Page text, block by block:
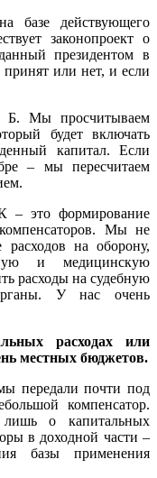
базе действующего
законопроект о
президентом в
или нет, и если
Мы просчитываем
будет включать
капитал. Если
– мы пересчитаем
– это формирование
Мы не
расходов на оборону,
и медицинскую
расходы на судебную
У нас очень
расходах или
местных бюджетов.
передали почти под
компенсатор.
о капитальных
в доходной части –
базы применения